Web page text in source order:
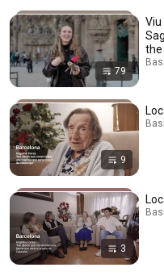
Experience the
79
Viu
the
9
3